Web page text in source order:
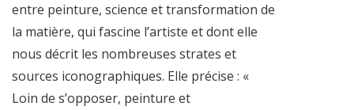
entre peinture, science et transformation de
la matière, qui fascine l’artiste et dont elle
nous décrit les nombreuses strates et
sources iconographiques. Elle précise : «
Loin de s’opposer, peinture et